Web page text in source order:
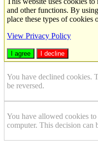
and other functions. By
place these types of cookies
View Privacy Policy
I agree I decline
You have declined cookies.
be reversed.
You have allowed cookies
computer. This decision can